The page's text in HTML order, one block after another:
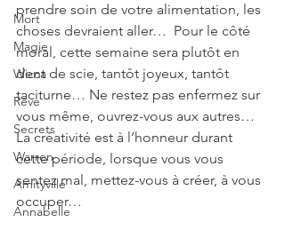
Mort
Magie
Wicca
Rêve
Secrets
Warren
Amityville
Annabelle
prendre soin de votre alimentation, les
choses devraient aller…  Pour le côté
moral, cette semaine sera plutôt en
dent de scie, tantôt joyeux, tantôt
taciturne… Ne restez pas enfermez sur
vous même, ouvrez-vous aux autres…
La créativité est à l’honneur durant
cette période, lorsque vous vous
sentez mal, mettez-vous à créer, à vous
occuper…